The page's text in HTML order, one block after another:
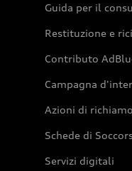
Guida per il
Restituzione e
Contributo
Campagna
Azioni di richiamo
Schede di
Servizi digitali